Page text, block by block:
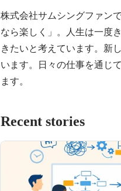
株式会社サムシングファン
なら楽しく」。人生は一度
きたいと考えています。新
います。日々の仕事を通じ
Recent stories